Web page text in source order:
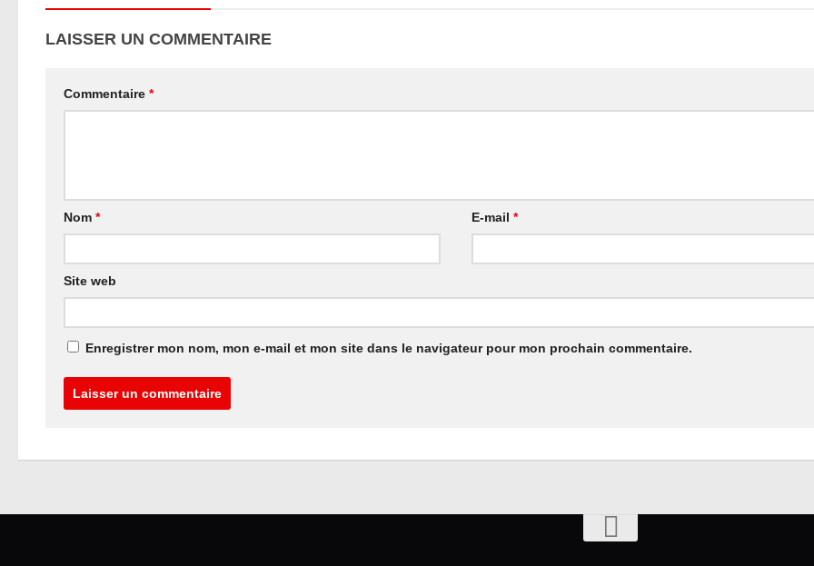
LAISSER UN COMMENTAIRE
Commentaire *
Nom * E-mail*
Site web
Enregistrer mon nom, mon e-mail et mon site dans le navigateur pour mon prochain commentaire.